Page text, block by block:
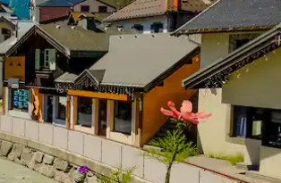
prema gore i prema dolje, kao i dodirom